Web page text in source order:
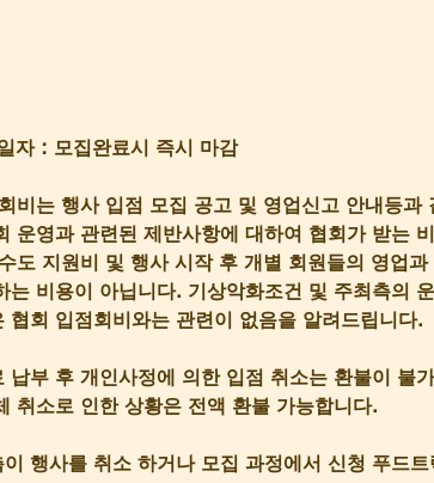
자 : 모집완료시 즉시 마감
비는 행사 입점 모집 공고 및 영업신고 안내등과
운영과 관련된 제반사항에 대하여 협회가 받는
도 지원비 및 행사 시작 후 개별 회원들의 영업과
는 비용이 아닙니다. 기상악화조건 및 주최측의
협회 입점회비와는 관련이 없음을 알려드립니다.
납부 후 개인사정에 의한 입점 취소는 환불이 불
취소로 인한 상황은 전액 환불 가능합니다.
이 행사를 취소 하거나 모집 과정에서 신청 푸드